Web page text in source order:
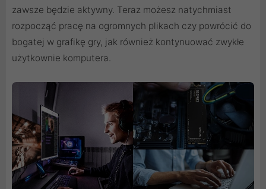
zawsze będzie aktywny. Teraz możesz natychmiast
rozpocząć pracę na ogromnych plikach czy powrócić do
bogatej w grafikę gry, jak również kontynuować zwykłe
użytkownie komputera.